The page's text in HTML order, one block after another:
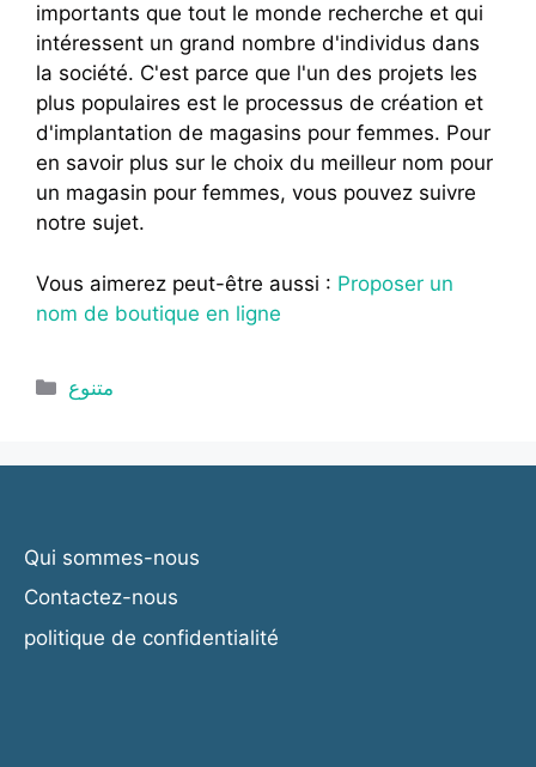
importants que tout le monde recherche et qui
intéressent un grand nombre d'individus dans
la société. C'est parce que l'un des projets les
plus populaires est le processus de création et
d'implantation de magasins pour femmes. Pour
en savoir plus sur le choix du meilleur nom pour
un magasin pour femmes, vous pouvez suivre
notre sujet.
Vous aimerez peut-être aussi : Proposer un
nom de boutique en ligne
Catégories
متنوع
Qui sommes-nous
Contactez-nous
politique de confidentialité